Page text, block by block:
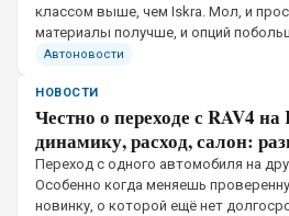
классом выше, чем Iskra. Мол, и
материалы получше, и опций
на прайс-листы, разница между
Автоновости
НОВОСТИ
Честно о переходе с RAV4
динамику, расход, салон:
Переход с одного автомобиля на
Особенно когда меняешь
новинку, о которой ещё нет